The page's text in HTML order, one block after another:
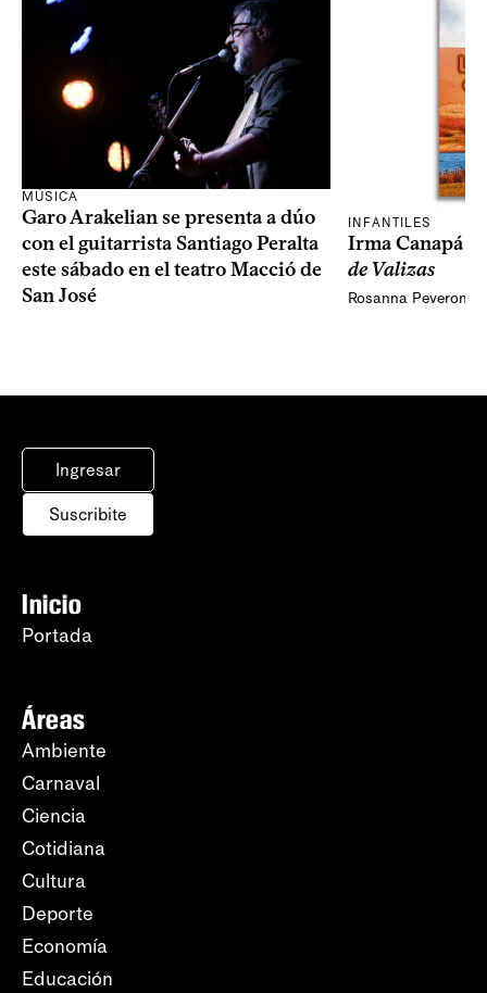
MÚSICA
Garo Arakelian se presenta a dúo
con el guitarrista Santiago Peralta
este sábado en el teatro Macció de
San José
INFANTILES
Irma Canapá
de Valizas
Rosanna Peveroni
Ingresar
Suscribite
Inicio
Portada
Áreas
Ambiente
Carnaval
Ciencia
Cotidiana
Cultura
Deporte
Economía
Educación